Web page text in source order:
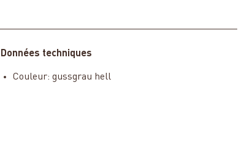
Données techniques
Couleur: gussgrau hell